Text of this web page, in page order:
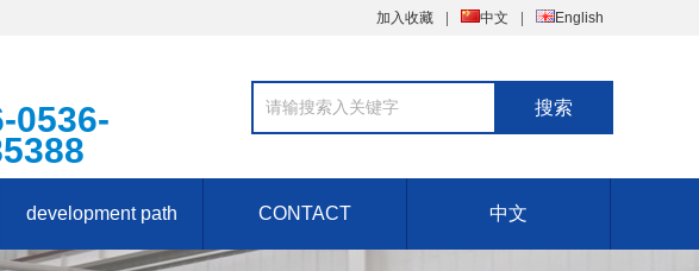
加入收藏 中文 English
0536-
development path CONTACT 中文